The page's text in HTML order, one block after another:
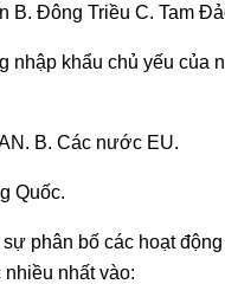
B. Đông Triều C. Tam
nhập khẩu chủ yếu của
B. Các nước EU.
Quốc.
sự phân bố các hoạt
nhất vào: